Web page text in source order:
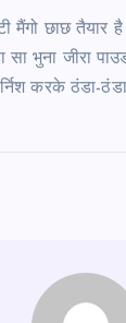
मैंगो छाछ तैयार
भुना जीरा
करके ठंडा-